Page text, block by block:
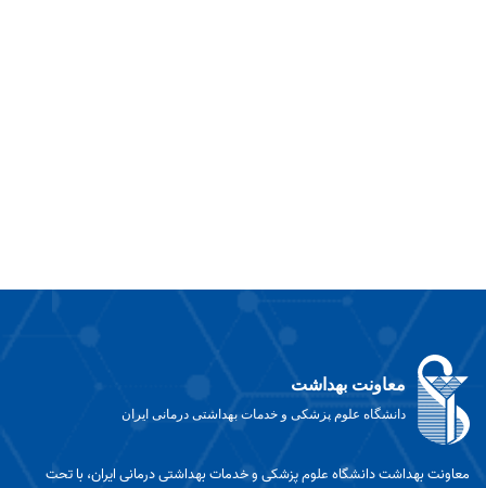
معاونت بهداشت
دانشگاه علوم پزشکی و خدمات بهداشتی درمانی ایران
معاونت بهداشت دانشگاه علوم پزشکی و خدمات بهداشتی درمانی ایران، با تحت